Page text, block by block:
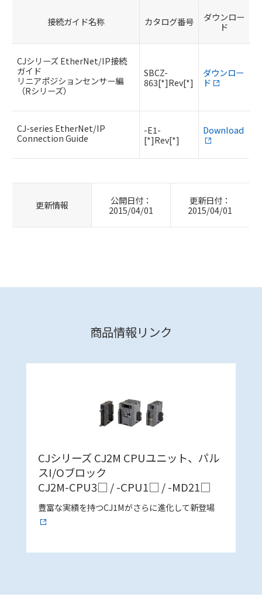
接続ガイド名称 カタログ番号
ダウンロー
ド
CJシリーズ EtherNet/IP接続
ガイド
リニアポジションセンサー編
（Rシリーズ）
SBCZ-
863[*]Rev[*]
ダウンロー
ド
CJ-series EtherNet/IP
Connection Guide
-E1-
[*]Rev[*]
Download
更新情報
公開日付：
2015/04/01
更新日付：
2015/04/01
商品情報リンク
CJシリーズ CJ2M CPUユニット、パル
スI/Oブロック
CJ2M-CPU3□ / -CPU1□ / -MD21□
豊富な実績を持つCJ1Mがさらに進化して新登場